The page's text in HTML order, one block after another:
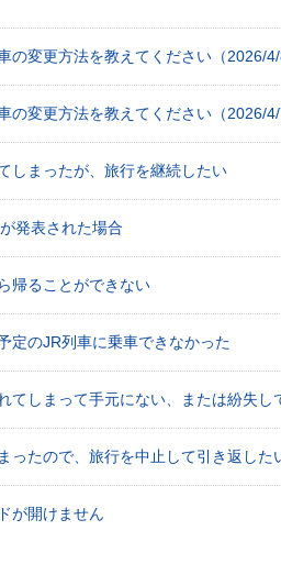
の変更方法を教えてください（2026/4/
の変更方法を教えてください（2026/4/
しまったが、旅行を継続したい
発表された場合
帰ることができない
定のJR列車に乗車できなかった
てしまって手元にない、または紛失し
ったので、旅行を中止して引き返した
が開けません